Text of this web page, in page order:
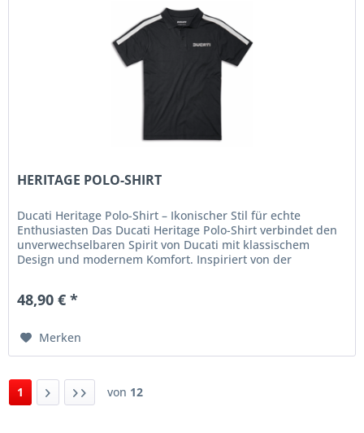
HERITAGE POLO-SHIRT
Ducati Heritage Polo-Shirt – Ikonischer Stil für echte
Enthusiasten Das Ducati Heritage Polo-Shirt verbindet den
unverwechselbaren Spirit von Ducati mit klassischem
Design und modernem Komfort. Inspiriert von der
48,90 € *
Merken
1 von 12